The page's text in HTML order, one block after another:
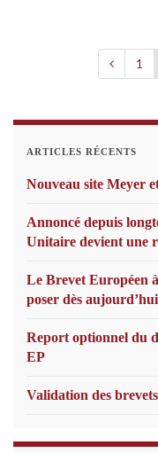
1
ARTICLES RÉCENTS
Nouveau site Meyer
Annoncé depuis
Unitaire devient une
Le Brevet Européen
poser dès aujourd’hui
Report optionnel du
EP
Validation des